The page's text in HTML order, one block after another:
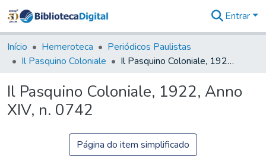
&
Coleções
Tudo na
Digital
Entrar
Início Hemeroteca
Periódicos Paulistas
Il Pasquino Coloniale
Il Pasquino Coloniale, 1922, Anno XIV, n. 0742
Il Pasquino Coloniale, 1922, Anno
XIV, n. 0742
Página do item simplificado